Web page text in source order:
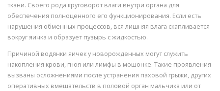
ткани. Своего рода круговорот влаги внутри органа для
обеспечения полноценного его функционирования. Если есть
нарушения обменных процессов, вся лишняя влага скапливается
вокруг яичка и образует пузырь с жидкостью.
Причиной водянки яичек у новорожденных могут служить
накопления крови, гноя или лимфы в мошонке. Такие проявления
вызваны осложнениями после устранения паховой грыжи, других
оперативных вмешательств в половой орган мальчика или от